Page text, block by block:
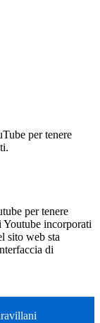
per tenere
per tenere
Youtube incorporati
sito web sta
di